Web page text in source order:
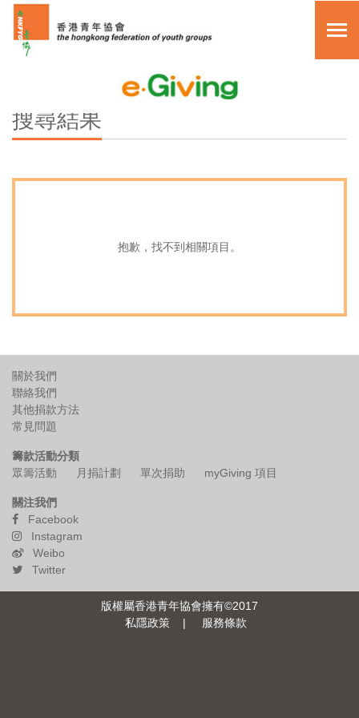
其他捐款方法
主頁
其他捐款方法
常見問題
複製頁面鏈接
分享頁面至
English
搜尋結果
抱歉，找不到相關項目。
關於我們
聯絡我們
其他捐款方法
常見問題
籌款活動分類
眾籌活動
月捐計劃 單次捐助 myGiving 項目
關注我們
Facebook
Instagram
Weibo
Twitter
版權屬香港青年協會擁有©2017
私隱政策
| 服務條款